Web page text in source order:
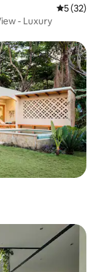
5 (32)
- Luxury